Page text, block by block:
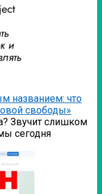
названием: что
свободы»
Звучит слишком
сегодня